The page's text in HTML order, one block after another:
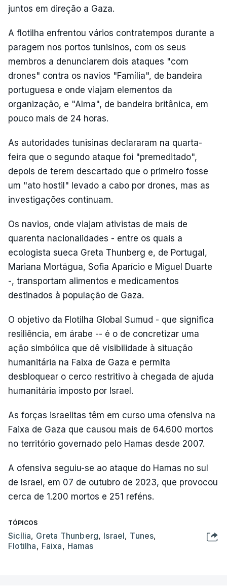
juntos em direção a Gaza.
A flotilha enfrentou vários contratempos durante a
paragem nos portos tunisinos, com os seus
membros a denunciarem dois ataques "com
drones" contra os navios "Família", de bandeira
portuguesa e onde viajam elementos da
organização, e "Alma", de bandeira britânica, em
pouco mais de 24 horas.
As autoridades tunisinas declararam na quarta-
feira que o segundo ataque foi "premeditado",
depois de terem descartado que o primeiro fosse
um "ato hostil" levado a cabo por drones, mas as
investigações continuam.
Os navios, onde viajam ativistas de mais de
quarenta nacionalidades - entre os quais a
ecologista sueca Greta Thunberg e, de Portugal,
Mariana Mortágua, Sofia Aparício e Miguel Duarte
-, transportam alimentos e medicamentos
destinados à população de Gaza.
O objetivo da Flotilha Global Sumud - que significa
resiliência, em árabe -- é o de concretizar uma
ação simbólica que dê visibilidade à situação
humanitária na Faixa de Gaza e permita
desbloquear o cerco restritivo à chegada de ajuda
humanitária imposto por Israel.
As forças israelitas têm em curso uma ofensiva na
Faixa de Gaza que causou mais de 64.600 mortos
no território governado pelo Hamas desde 2007.
A ofensiva seguiu-se ao ataque do Hamas no sul
de Israel, em 07 de outubro de 2023, que provocou
cerca de 1.200 mortos e 251 reféns.
TÓPICOS
Sicília, Greta Thunberg, Israel, Tunes,
Flotilha, Faixa, Hamas